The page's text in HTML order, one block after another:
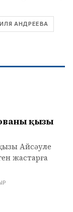
АНДРЕЕВА
қызы
Айсәуле
жастарға